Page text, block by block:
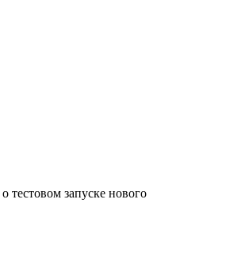
тестовом запуске нового